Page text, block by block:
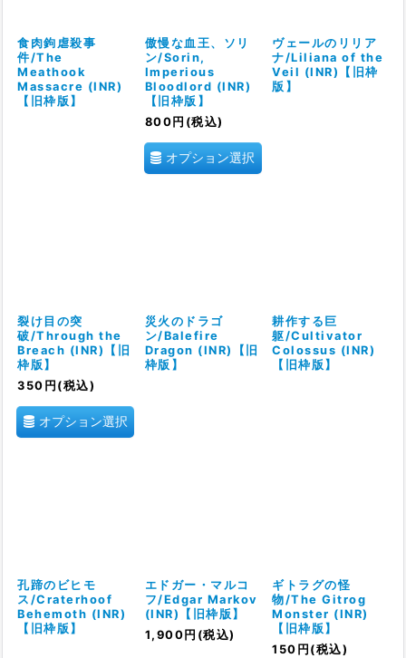
食肉鉤虐殺事
件/The
Meathook
Massacre (INR)
【旧枠版】
傲慢な血王、ソリ
ン/Sorin,
Imperious
Bloodlord (INR)
【旧枠版】
800 円 (税込)
オプション選択
ヴェールのリリア
ナ/Liliana of the
Veil (INR)【旧枠
版】
裂け目の突
破/Through the
Breach (INR)【旧
枠版】
350 円 (税込)
オプション選択
災火のドラゴ
ン/Balefire
Dragon (INR)【旧
枠版】
耕作する巨
躯/Cultivator
Colossus (INR)
【旧枠版】
孔蹄のビヒモ
ス/Craterhoof
Behemoth (INR)
【旧枠版】
エドガー・マルコ
フ/Edgar Markov
(INR)【旧枠版】
1,900 円 (税込)
ギトラグの怪
物/The Gitrog
Monster (INR)
【旧枠版】
150 円 (税込)